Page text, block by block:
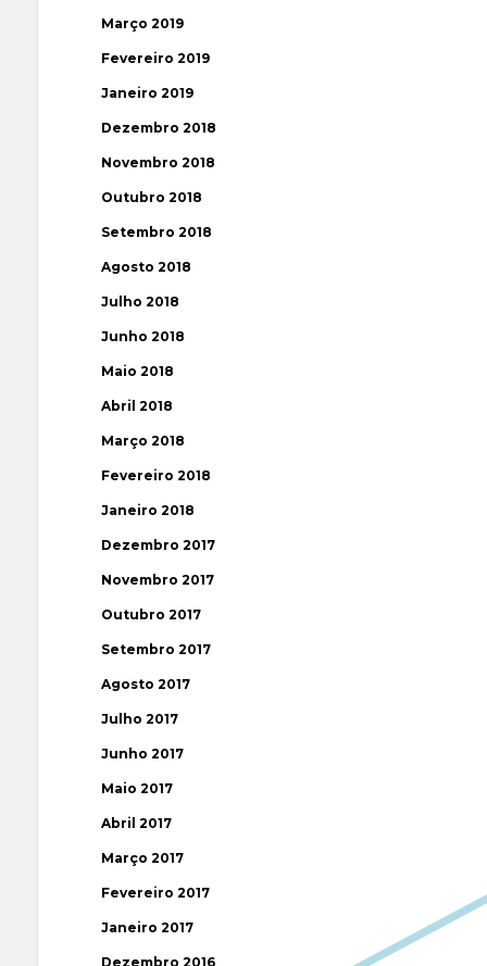
Março 2019
Fevereiro 2019
Janeiro 2019
Dezembro 2018
Novembro 2018
Outubro 2018
Setembro 2018
Agosto 2018
Julho 2018
Junho 2018
Maio 2018
Abril 2018
Março 2018
Fevereiro 2018
Janeiro 2018
Dezembro 2017
Novembro 2017
Outubro 2017
Setembro 2017
Agosto 2017
Julho 2017
Junho 2017
Maio 2017
Abril 2017
Março 2017
Fevereiro 2017
Janeiro 2017
Dezembro 2016